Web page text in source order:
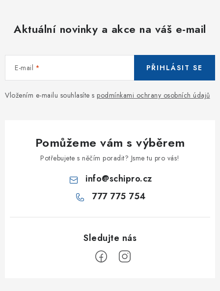
Aktuální novinky a akce na váš e-mail
E-mail
Vložením e-mailu souhlasíte s podmínkami ochrany osobních údajů
PŘIHLÁSIT SE
Pomůžeme vám s výběrem
Potřebujete s něčím poradit? Jsme tu pro vás!
info@schipro.cz
777 775 754